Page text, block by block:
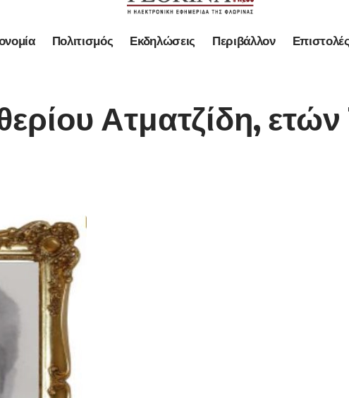
Πολιτισμός Εκδηλώσεις Περιβάλλον
Ατματζίδη, ετών